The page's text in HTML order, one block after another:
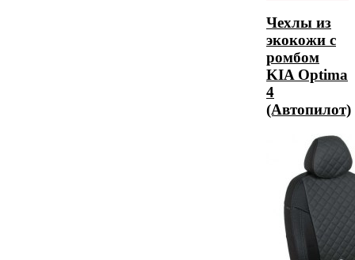
Чехлы из
экокожи с
ромбом
KIA Optima
4
(Автопилот)